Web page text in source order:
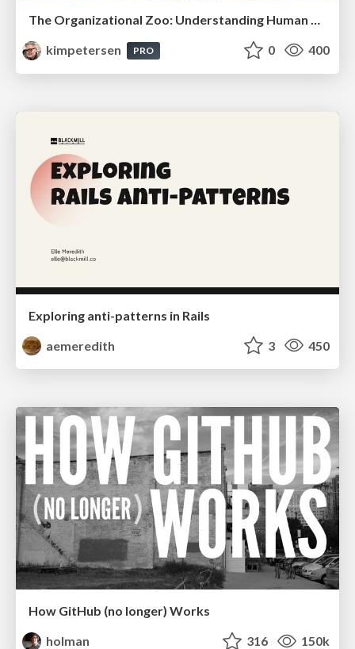
The Organizational Zoo: Understanding Human Behavior Agility Through Metaphoric Constructive Conversations (based on the works of Arthur Shelley, Ph.D)
kimpetersen
PRO 0 400
Exploring anti-patterns in Rails
aemeredith
3 450
How GitHub (no longer) Works
holman
316 150k